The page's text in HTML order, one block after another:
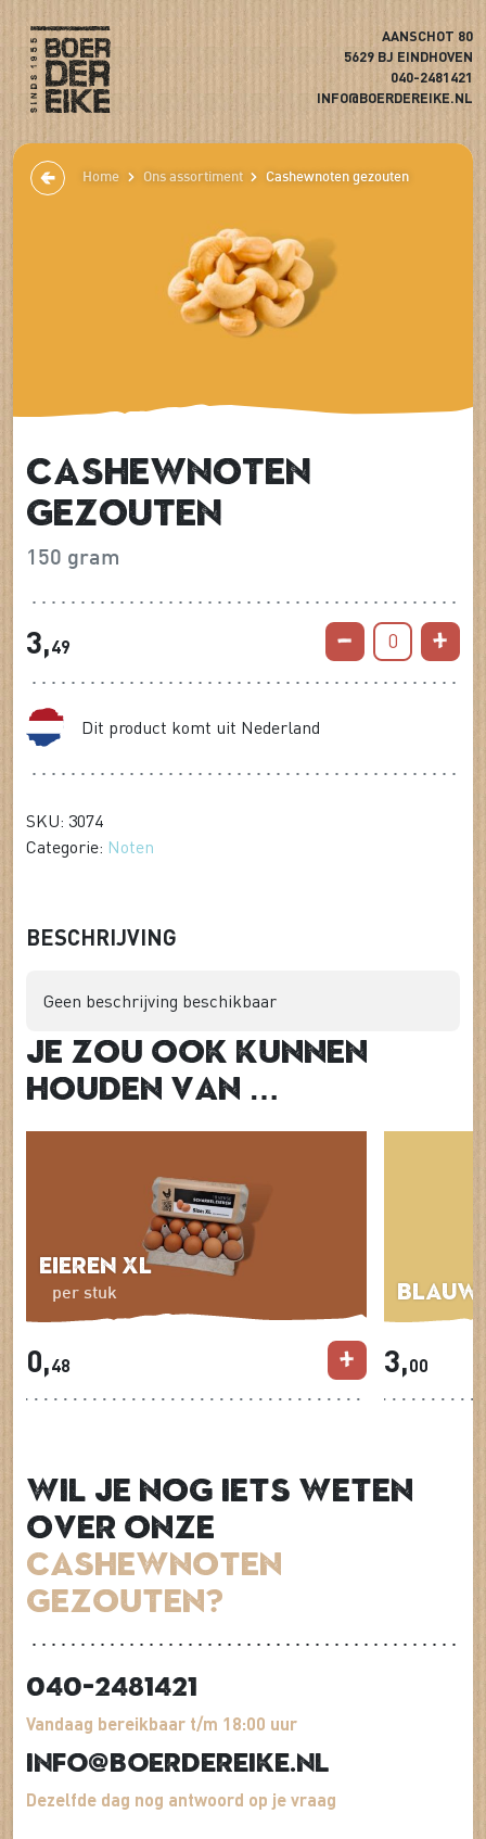
AANSCHOT 80
5629 BJ EINDHOVEN
040-2481421
INFO@BOERDEREIKE.NL
Home Ons assortiment Cashewnoten gezouten
Cashewnoten
gezouten
150 gram
3,49 0
Dit product komt uit Nederland
SKU: 3074
Categorie: Noten
BESCHRIJVING
Geen beschrijving beschikbaar
Je zou ook kunnen
houden van …
per stuk
Eieren XL
0,48 3,00
Wil je nog iets weten
over onze
Cashewnoten
gezouten?
040-2481421
Vandaag bereikbaar t/m 18:00 uur
info@boerdereike.nl
Dezelfde dag nog antwoord op je vraag